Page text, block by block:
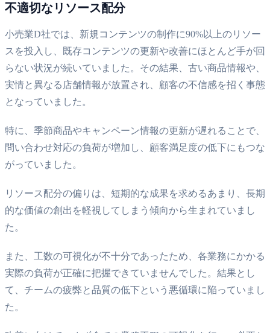
不適切なリソース配分
小売業D社では、新規コンテンツの制作に90%以上のリソー
スを投入し、既存コンテンツの更新や改善にほとんど手が回
らない状況が続いていました。その結果、古い商品情報や、
実情と異なる店舗情報が放置され、顧客の不信感を招く事態
となっていました。
特に、季節商品やキャンペーン情報の更新が遅れることで、
問い合わせ対応の負荷が増加し、顧客満足度の低下にもつな
がっていました。
リソース配分の偏りは、短期的な成果を求めるあまり、長期
的な価値の創出を軽視してしまう傾向から生まれていまし
た。
また、工数の可視化が不十分であったため、各業務にかかる
実際の負荷が正確に把握できていませんでした。結果とし
て、チームの疲弊と品質の低下という悪循環に陥っていまし
た。